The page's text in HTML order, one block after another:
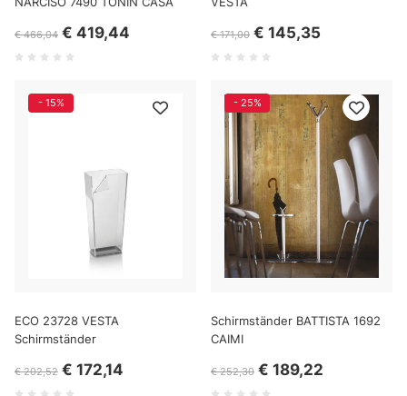
€ 466,04 € 419,44 € 171,00 € 145,35
- 15%
ECO 23728 VESTA
Schirmständer
€ 202,52 € 172,14
- 25%
Schirmständer BATTISTA 1692
CAIMI
€ 252,30 € 189,22